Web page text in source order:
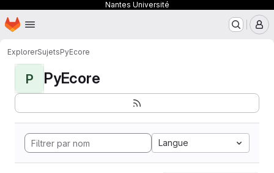
Nantes Université
Passer au contenu principal
Page d'accueil
ExplorerSujetsPyEcore
P PyEcore
Langue